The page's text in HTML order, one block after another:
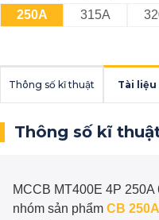
250A 315A
Thông số kĩ thuật Tài liệu
Thông số kĩ
MCCB MT400E 4P
nhóm sản phẩm CB 250A